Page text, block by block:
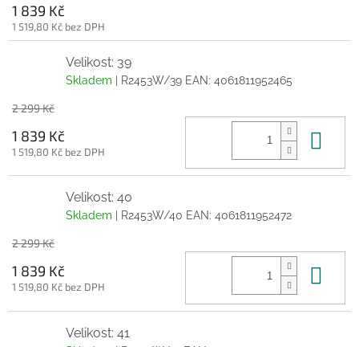
1 839 Kč
1 519,80 Kč bez DPH
Velikost: 39
Skladem | R2453W/39 EAN: 4061811952465
2 299 Kč
1 839 Kč
1 519,80 Kč bez DPH
Velikost: 40
Skladem | R2453W/40 EAN: 4061811952472
2 299 Kč
1 839 Kč
1 519,80 Kč bez DPH
Velikost: 41